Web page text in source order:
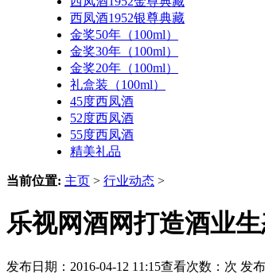
西凤酒1952银尊典藏
金奖50年（100ml）
金奖30年（100ml）
金奖20年（100ml）
礼盒装（100ml）
45度西凤酒
52度西凤酒
55度西凤酒
精美礼品
当前位置: 主页 > 行业动态 >
乐视网酒网打造酒业生
发布日期：2016-04-12 11:15查看次数： 次 发